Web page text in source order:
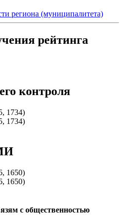
региона (муниципалитета)
рейтинга
контроля
1734)
1734)
1650)
1650)
с общественностью